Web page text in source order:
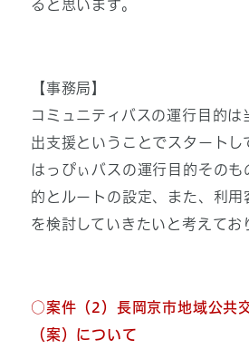
ると思います。
【事務局】
コミュニティバスの運行目的
出支援ということでスタートし
はっぴぃバスの運行目的そのも
的とルートの設定、また、利用
を検討していきたいと考えてお
○案件（2）長岡京市地域公共
（案）について